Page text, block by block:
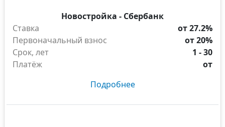
Новостройка - Сбербанк
Ставка
от 27.2%
Первоначальный взнос
от 20%
Срок, лет
1 - 30
Платёж
от
Подробнее